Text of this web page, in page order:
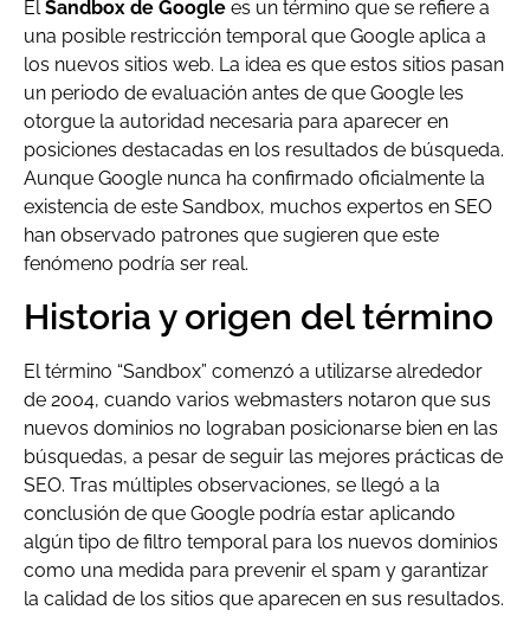
ElSandbox de Google es un término que se refiere a
una posible restricción temporal que Google aplica a
los nuevos sitios web. La idea es que estos sitios pasan
un periodo de evaluación antes de que Google les
otorgue la autoridad necesaria para aparecer en
posiciones destacadas en los resultados de búsqueda.
Aunque Google nunca ha confirmado oficialmente la
existencia de este Sandbox, muchos expertos en SEO
han observado patrones que sugieren que este
fenómeno podría ser real.
Historia y origen del término
El término “Sandbox” comenzó a utilizarse alrededor
de 2004, cuando varios webmasters notaron que sus
nuevos dominios no lograban posicionarse bien en las
búsquedas, a pesar de seguir las mejores prácticas de
SEO. Tras múltiples observaciones, se llegó a la
conclusión de que Google podría estar aplicando
algún tipo de filtro temporal para los nuevos dominios
como una medida para prevenir el spam y garantizar
la calidad de los sitios que aparecen en sus resultados.